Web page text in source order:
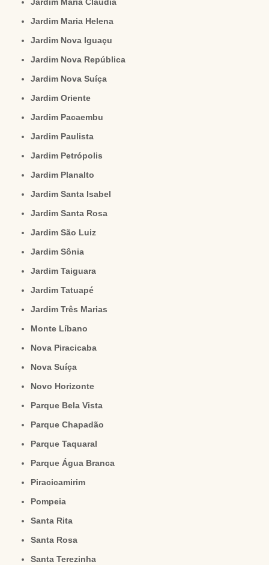
Jardim Maria Cláudia
Jardim Maria Helena
Jardim Nova Iguaçu
Jardim Nova República
Jardim Nova Suíça
Jardim Oriente
Jardim Pacaembu
Jardim Paulista
Jardim Petrópolis
Jardim Planalto
Jardim Santa Isabel
Jardim Santa Rosa
Jardim São Luiz
Jardim Sônia
Jardim Taiguara
Jardim Tatuapé
Jardim Três Marias
Monte Líbano
Nova Piracicaba
Nova Suíça
Novo Horizonte
Parque Bela Vista
Parque Chapadão
Parque Taquaral
Parque Água Branca
Piracicamirim
Pompeia
Santa Rita
Santa Rosa
Santa Terezinha